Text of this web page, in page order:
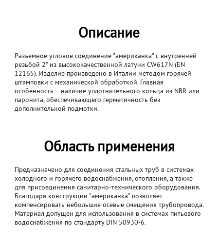
Описание
Разъемное угловое соединение "американка" с внутренней
резьбой 2" из высококачественной латуни CW617N (EN
12165). Изделие произведено в Италии методом горячей
штамповки с механической обработкой. Главная
особенность – наличие уплотнительного кольца из NBR или
паронита, обеспечивающего герметичность без
дополнительной подмотки.
Область применения
Предназначено для соединения стальных труб в системах
холодного и горячего водоснабжения, отопления, а также
для присоединения санитарно-технического оборудования.
Благодаря конструкции "американка" позволяет
компенсировать небольшие осевые смещения трубопровода.
Материал допущен для использования в системах питьевого
водоснабжения по стандарту DIN 50930-6.